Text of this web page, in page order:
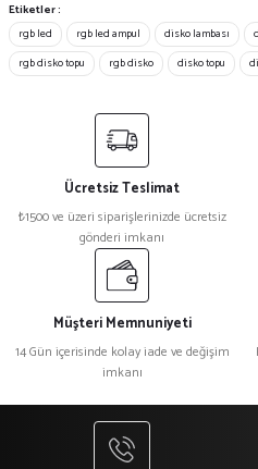
Etiketler :
rgb led
rgb led ampul disko lambası
rgb disko topu
rgb disko disko topu
Ücretsiz Teslimat
₺1500 ve üzeri siparişlerinizde ücretsiz
gönderi imkanı
Müşteri Memnuniyeti
14 Gün içerisinde kolay iade ve değişim
imkanı